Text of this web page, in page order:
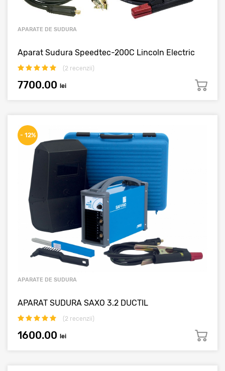
APARATE DE SUDURA
Aparat Sudura Speedtec-200C Lincoln Electric
(2 recenzii)
7700.00 lei
- 12%
APARATE DE SUDURA
APARAT SUDURA SAXO 3.2 DUCTIL
(2 recenzii)
1600.00 lei